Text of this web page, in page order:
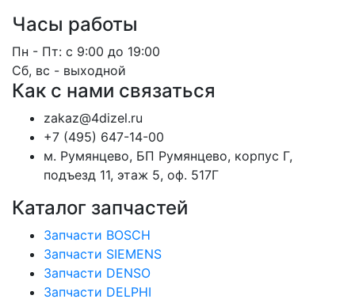
Часы работы
Пн - Пт: с 9:00 до 19:00
Сб, вс - выходной
Как с нами связаться
zakaz@4dizel.ru
+7 (495) 647-14-00
м. Румянцево, БП Румянцево, корпус Г,
подъезд 11, этаж 5, оф. 517Г
Каталог запчастей
Запчасти BOSCH
Запчасти SIEMENS
Запчасти DENSO
Запчасти DELPHI